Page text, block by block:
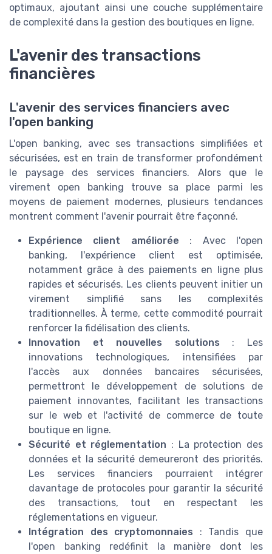
optimaux, ajoutant ainsi une couche supplémentaire
de complexité dans la gestion des boutiques en ligne.
L'avenir des transactions
financières
L'avenir des services financiers avec
l'open banking
L'open banking, avec ses transactions simplifiées et
sécurisées, est en train de transformer profondément
le paysage des services financiers. Alors que le
virement open banking trouve sa place parmi les
moyens de paiement modernes, plusieurs tendances
montrent comment l'avenir pourrait être façonné.
Expérience client améliorée : Avec l'open
banking, l'expérience client est optimisée,
notamment grâce à des paiements en ligne plus
rapides et sécurisés. Les clients peuvent initier un
virement simplifié sans les complexités
traditionnelles. À terme, cette commodité pourrait
renforcer la fidélisation des clients.
Innovation et nouvelles solutions : Les
innovations technologiques, intensifiées par
l'accès aux données bancaires sécurisées,
permettront le développement de solutions de
paiement innovantes, facilitant les transactions
sur le web et l'activité de commerce de toute
boutique en ligne.
Sécurité et réglementation : La protection des
données et la sécurité demeureront des priorités.
Les services financiers pourraient intégrer
davantage de protocoles pour garantir la sécurité
des transactions, tout en respectant les
réglementations en vigueur.
Intégration des cryptomonnaies : Tandis que
l'open banking redéfinit la manière dont les